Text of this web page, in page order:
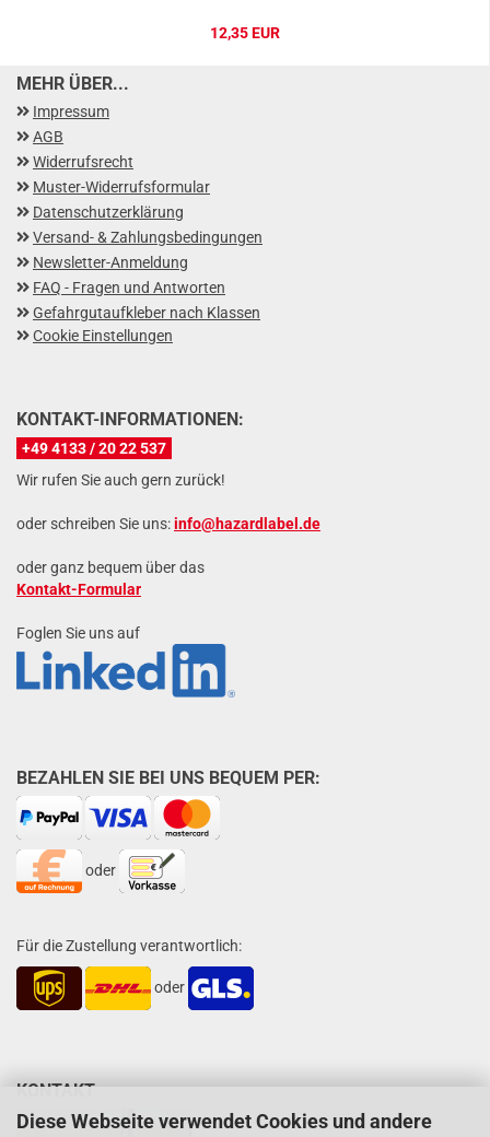
Diese Webseite verwendet Cookies und andere
12,35 EUR
MEHR ÜBER...
Impressum
AGB
Widerrufsrecht
Muster-Widerrufsformular
Datenschutzerklärung
Versand- & Zahlungsbedingungen
Newsletter-Anmeldung
FAQ - Fragen und Antworten
Gefahrgutaufkleber nach Klassen
Cookie Einstellungen
KONTAKT-INFORMATIONEN:
+49 4133 / 20 22 537
Wir rufen Sie auch gern zurück!
oder schreiben Sie uns:info@hazardlabel.de
oder ganz bequem über das
Kontakt-Formular
Foglen Sie uns auf
BEZAHLEN SIE BEI UNS BEQUEM PER:
oder
Für die Zustellung verantwortlich:
oder
KONTAKT